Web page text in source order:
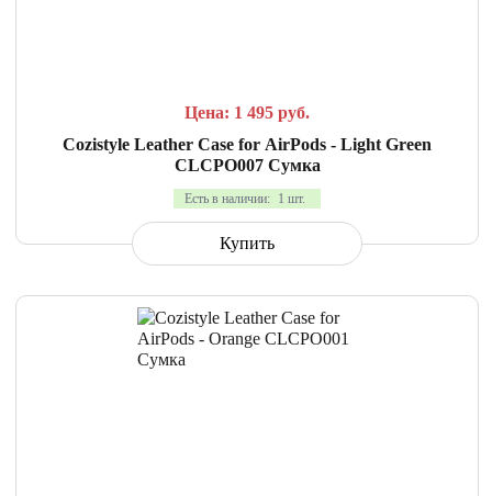
Цена: 1 495 руб.
Cozistyle Leather Case for AirPods - Light Green
CLCPO007 Сумка
Есть в наличии: 1 шт.
Купить